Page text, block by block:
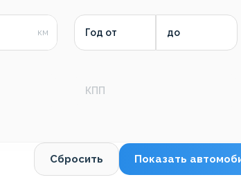
Год от до
КПП
Сбросить Показать